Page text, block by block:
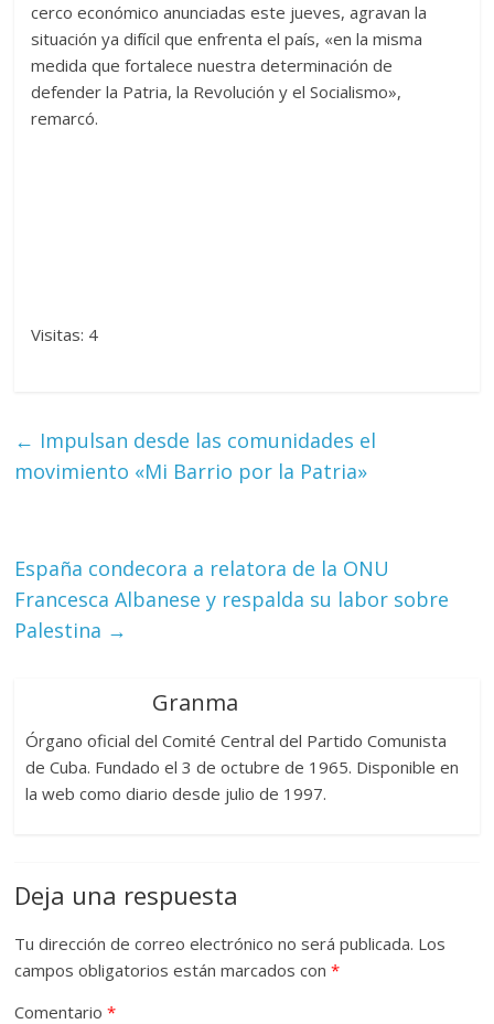
cerco económico anunciadas este jueves, agravan la
situación ya difícil que enfrenta el país, «en la misma
medida que fortalece nuestra determinación de
defender la Patria, la Revolución y el Socialismo»,
remarcó.
Visitas: 4
← Impulsan desde las comunidades el
movimiento «Mi Barrio por la Patria»
España condecora a relatora de la ONU
Francesca Albanese y respalda su labor sobre
Palestina →
Granma
Órgano oficial del Comité Central del Partido Comunista
de Cuba. Fundado el 3 de octubre de 1965. Disponible en
la web como diario desde julio de 1997.
Deja una respuesta
Tu dirección de correo electrónico no será publicada. Los
campos obligatorios están marcados con*
Comentario*